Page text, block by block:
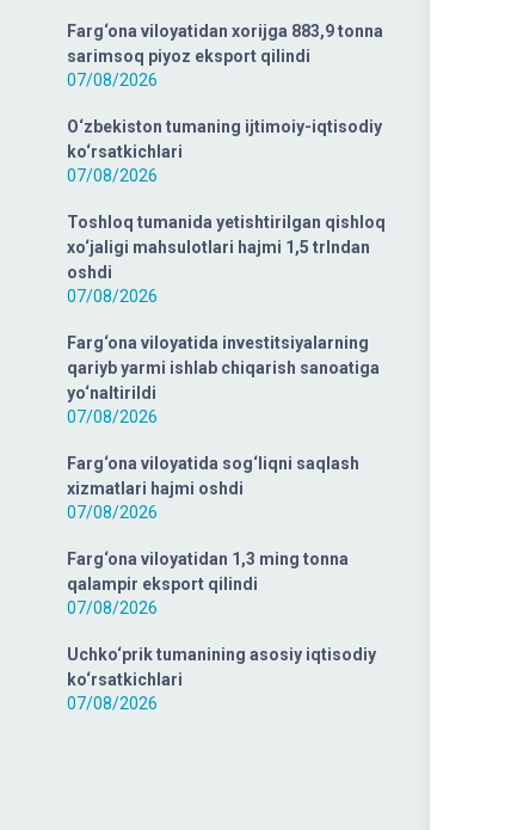
Farg‘ona viloyatidan xorijga 883,9 tonna
sarimsoq piyoz eksport qilindi
07/08/2026
O‘zbekiston tumaning ijtimoiy-iqtisodiy
ko‘rsatkichlari
07/08/2026
Toshloq tumanida yetishtirilgan qishloq
xo‘jaligi mahsulotlari hajmi 1,5 trlndan
oshdi
07/08/2026
Farg‘ona viloyatida investitsiyalarning
qariyb yarmi ishlab chiqarish sanoatiga
yo‘naltirildi
07/08/2026
Farg‘ona viloyatida sog‘liqni saqlash
xizmatlari hajmi oshdi
07/08/2026
Farg‘ona viloyatidan 1,3 ming tonna
qalampir eksport qilindi
07/08/2026
Uchko‘prik tumanining asosiy iqtisodiy
ko‘rsatkichlari
07/08/2026